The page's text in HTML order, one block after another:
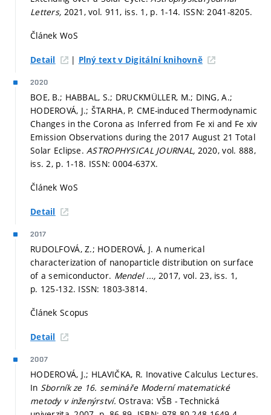
Letters, 2021, vol. 911, iss. 1, p. 1-14. ISSN: 2041-8205.
Článek WoS
Detail | Plný text v Digitální knihovně
2020
BOE, B.; HABBAL, S.; DRUCKMÜLLER, M.; DING, A.;
HODEROVÁ, J.; ŠTARHA, P. CME-induced Thermodynamic
Changes in the Corona as Inferred from Fe xi and Fe xiv
Emission Observations during the 2017 August 21 Total
Solar Eclipse.ASTROPHYSICAL JOURNAL, 2020, vol. 888,
iss. 2, p. 1-18. ISSN: 0004-637X.
Článek WoS
Detail
2017
RUDOLFOVÁ, Z.; HODEROVÁ, J. A numerical
characterization of nanoparticle distribution on surface
of a semiconductor. Mendel ..., 2017, vol. 23, iss. 1,
p. 125-132. ISSN: 1803-3814.
Článek Scopus
Detail
2007
HODEROVÁ, J.; HLAVIČKA, R. Inovative Calculus Lectures.
In Sborník ze 16. semináře Moderní matematické
metody v inženýrství.Ostrava: VŠB - Technická